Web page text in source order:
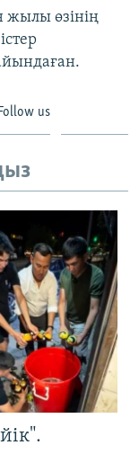
жылы өзінің
Follow us